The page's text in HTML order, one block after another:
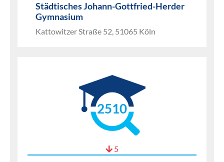
Städtisches Johann-Gottfried-Herder
Gymnasium
Kattowitzer Straße 52, 51065 Köln
2510
5